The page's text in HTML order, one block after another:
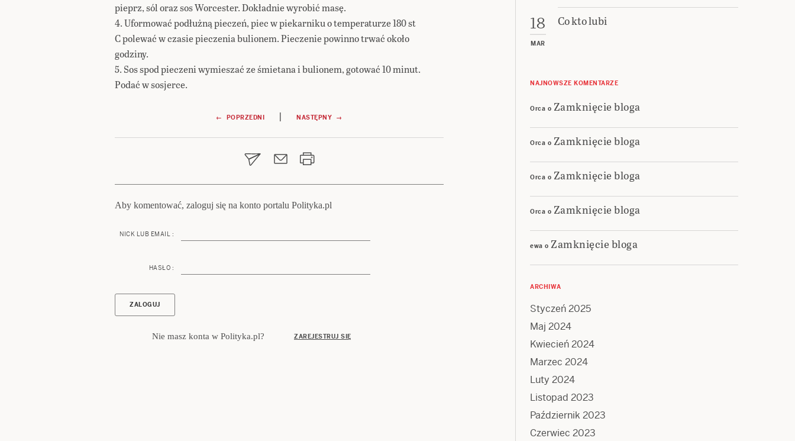
pieprz, sól oraz sos Worcester. Dokładnie wyrobić masę.
4. Uformować podłużną pieczeń, piec w piekarniku o temperaturze 180 st
C polewać w czasie pieczenia bulionem. Pieczenie powinno trwać około
godziny.
5. Sos spod pieczeni wymieszać ze śmietana i bulionem, gotować 10 minut.
Podać w sosjerce.
wpisu
← POPRZEDNI | NASTĘPNY →
Aby komentować, zaloguj się na konto portalu Polityka.pl
NICK LUB EMAIL :
HASŁO :
Nie masz konta w Polityka.pl? ZAREJESTRUJ SIĘ
18
MAR
Co kto lubi
NAJNOWSZE KOMENTARZE
Orca o Zamknięcie bloga
Orca o Zamknięcie bloga
Orca o Zamknięcie bloga
Orca o Zamknięcie bloga
ewa o Zamknięcie bloga
ARCHIWA
Styczeń 2025
Maj 2024
Kwiecień 2024
Marzec 2024
Luty 2024
Listopad 2023
Październik 2023
Czerwiec 2023